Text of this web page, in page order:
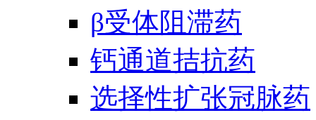
β受体阻滞药
钙通道拮抗药
选择性扩张冠脉药